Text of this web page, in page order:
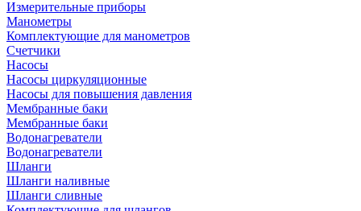
Измерительные приборы
Манометры
Комплектующие для манометров
Счетчики
Насосы
Насосы циркуляционные
Насосы для повышения давления
Мембранные баки
Мембранные баки
Водонагреватели
Водонагреватели
Шланги
Шланги наливные
Шланги сливные